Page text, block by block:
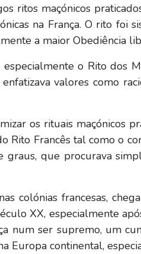
ritos maçónicos
na França. O rito foi
a maior Obediência
o Rito dos
valores como
os rituais maçónicos
Rito Francês tal como o
que procurava
colónias francesas,
XX, especialmente
num ser supremo, um
continental,